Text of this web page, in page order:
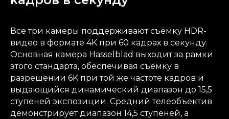
Все три камеры поддерживают съёмку HDR-
видео в формате 4K при 60 кадрах в секунду.
Основная камера Hasselblad выходит за рамки
этого стандарта, обеспечивая съёмку в
разрешении 6K при той же частоте кадров и
выдающийся динамический диапазон до 15,5
ступеней экспозиции. Средний телеобъектив
демонстрирует диапазон 14,5 ступеней, а